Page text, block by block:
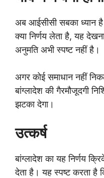
अब आईसीसी सबका ध्यान
क्या निर्णय लेता है, यह
अनुमति अभी स्पष्ट नहीं है।
अगर कोई समाधान नहीं
बांग्लादेश की गैरमौजूदगी
झटका देगा।
उत्कर्ष
बांग्लादेश का यह निर्णय
देता है। यह स्पष्ट करता है